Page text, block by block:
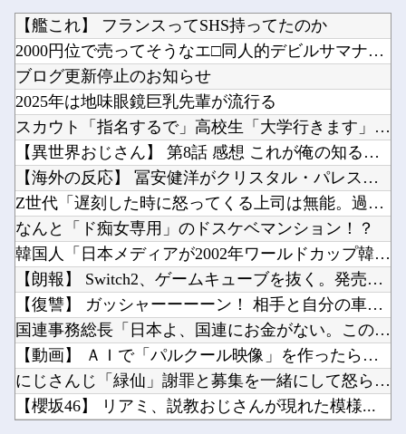
【櫻坂46】 リアミ、説教おじさんが現れた模様...
【動画】 女子アナさん、ノーブラでうっかり衣装から乳首が透けてしまう放送事故ｗｗｗ
【恐怖】 東名高速で結婚式の衣装合わせに向かっていた夫婦の車に何度も何度も追突した60歳の...
Powered by livedoor 相互RSS
SNSで前代未聞の規模の詐欺案件が発生、自治体3市が異例の声明を発表して事実関係を全否定他
【SS】Bloom Garden Party裏秘史【ラブライブ！蓮ノ空】他
【議論】アメリカ人「原爆を落とさなければ、もっと多くの日本人が死んでいた」←この主張どう...
【画像】安心系ホットケーキ、レベチｗｗｗｗｗｗｗｗｗｗｗｗｗｗｗｗｗｗｗｗｗｗｗｗ他
中国「大洪水！」三峡ダム「13基の水門開放（爆量放流」中国都市「三峡上流で豪雨！（三峡下流...
Meshify3 3XLでドライブベイが縮小されて絶望してる Define8 XL頼む…！...
楽韓さん、本日の動向 - 電気はそこそこ簡単に復旧、水道の復旧は時間がかかる……か他
20年前はこの世に「YouTube」なる物が存在していなかった事実他
Powered by livedoor 相互RSS
【艦これ】 フランスってSHS持ってたのか
2000円位で売ってそうなエ□同人的デビルサマナー 第2話
ブログ更新停止のお知らせ
2025年は地味眼鏡巨乳先輩が流行る
スカウト「指名するで」高校生「大学行きます」←これｗｗｗｗｗ
【異世界おじさん】 第8話 感想 これが俺の知る最強の生物だ...
【海外の反応】 冨安健洋がクリスタル・パレス加入へ「アーセナ...
Z世代「遅刻した時に怒ってくる上司は無能。過ぎた事ネチネチ言...
なんと「ド痴女専用」のドスケベマンション！？
韓国人「日本メディアが2002年ワールドカップ韓国準決勝も調...
【朗報】 Switch2、ゲームキューブを抜く。発売約1年で...
【復讐】 ガッシャーーーーン！ 相手と自分の車の前方がぶつか...
国連事務総長「日本よ、国連にお金がない。このままでは国連が完...
【動画】 ＡＩで「パルクール映像」を作ったらなんかコワい結果...
にじさんじ「緑仙」謝罪と募集を一緒にして怒られる「VTube...
【櫻坂46】 リアミ、説教おじさんが現れた模様...